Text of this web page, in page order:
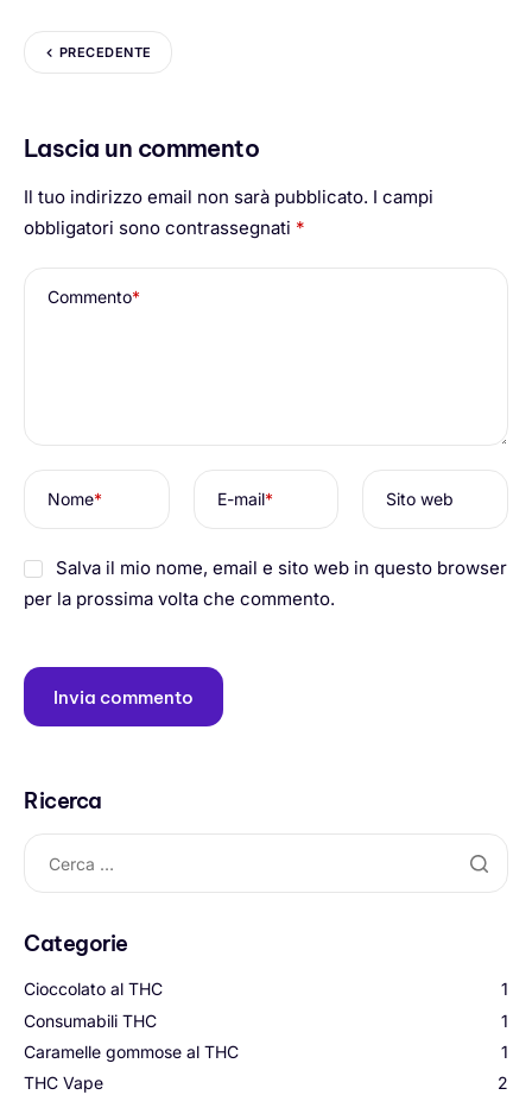
PRECEDENTE
Lascia un commento
Il tuo indirizzo email non sarà pubblicato. I campi
obbligatori sono contrassegnati *
Commento*
Nome* E-mail* Sito web
Salva il mio nome, email e sito web in questo browser
per la prossima volta che commento.
Ricerca
Categorie
Cioccolato al THC
1
Consumabili THC
1
Caramelle gommose al THC
1
THC Vape
2